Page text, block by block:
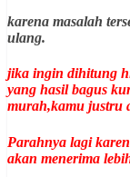
karena masalah
ulang.
jika ingin dihitung
yang hasil bagus
murah,kamu justru
Parahnya lagi
akan menerima